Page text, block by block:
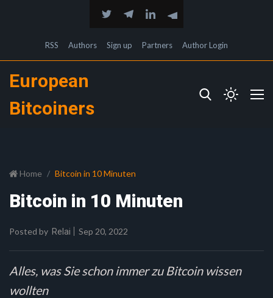
RSS Authors Sign up Partners Author Login
European
Bitcoiners
Home Bitcoin in 10 Minuten
Bitcoin in 10 Minuten
Posted by Relai Sep 20, 2022
Alles, was Sie schon immer zu Bitcoin wissen
wollten